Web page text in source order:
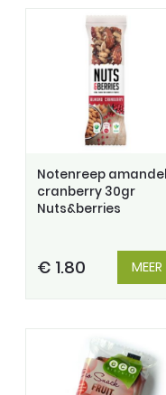
Notenreep amandel
cranberry 30gr
Nuts&berries
€ 1.80 MEER